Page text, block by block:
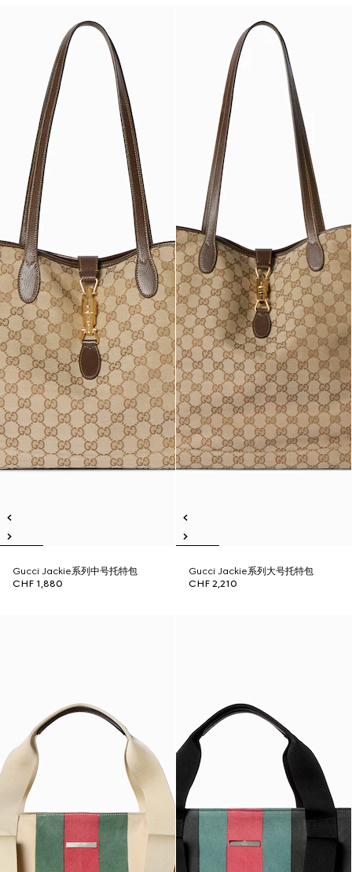
Gucci Jackie系列中号托特包
CHF 1,880
Gucci Jackie系列大号托特包
CHF 2,210